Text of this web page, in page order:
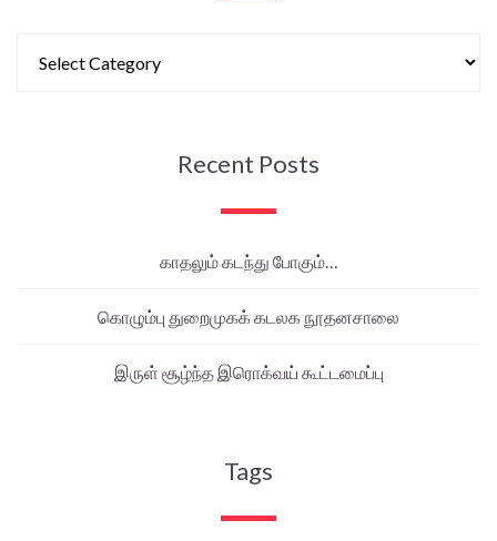
Recent Posts
காதலும் கடந்து போகும்…
கொழும்பு துறைமுகக் கடலக நூதனசாலை
இருள் சூழ்ந்த இரொக்வய் கூட்டமைப்பு
Tags